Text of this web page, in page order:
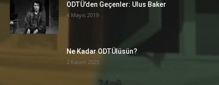
ODTÜ’den Geçenler: Ulus Baker
4 Mayıs 2019
Ne Kadar ODTÜlüsün?
2 Kasım 2025